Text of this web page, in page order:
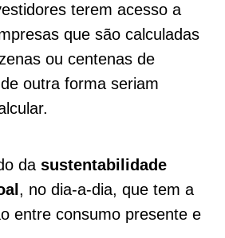
terem acesso a
que são calculadas
ou centenas de
outra forma seriam
da sustentabilidade
, no dia-a-dia, que tem a
entre consumo presente e